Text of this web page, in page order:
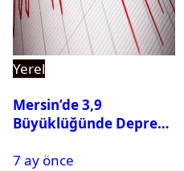
Yerel
Mersin’de 3,9
Büyüklüğünde Deprem
7 ay önce